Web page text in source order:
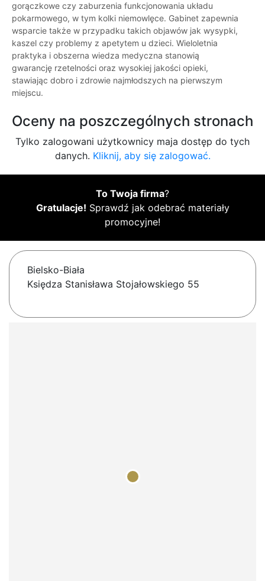
gorączkowe czy zaburzenia funkcjonowania układu
pokarmowego, w tym kolki niemowlęce. Gabinet zapewnia
wsparcie także w przypadku takich objawów jak wysypki,
kaszel czy problemy z apetytem u dzieci. Wieloletnia
praktyka i obszerna wiedza medyczna stanowią
gwarancję rzetelności oraz wysokiej jakości opieki,
stawiając dobro i zdrowie najmłodszych na pierwszym
miejscu.
Oceny na poszczególnych stronach
Tylko zalogowani użytkownicy maja dostęp do tych
danych. Kliknij, aby się zalogować.
To Twoja firma?
Gratulacje! Sprawdź jak odebrać materiały
promocyjne!
Bielsko-Biała
Księdza Stanisława Stojałowskiego 55